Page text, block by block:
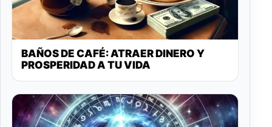
BAÑOS DE CAFÉ: ATRAER DINERO Y
PROSPERIDAD A TU VIDA